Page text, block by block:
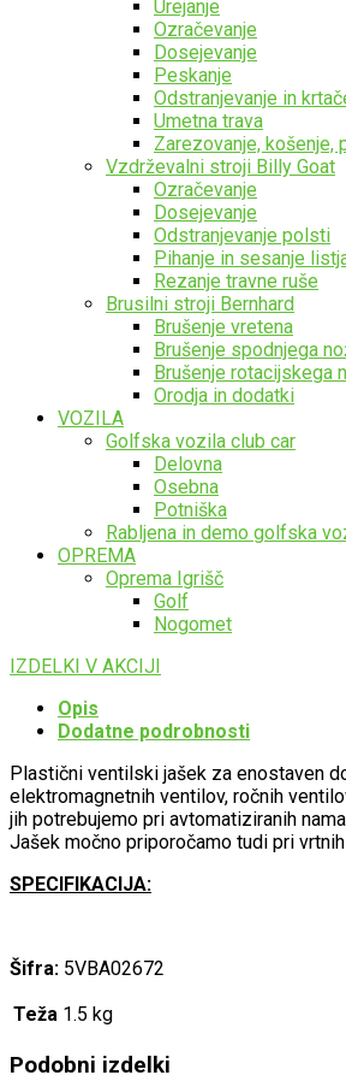
Urejanje
Ozračevanje
Dosejevanje
Peskanje
Odstranjevanje in
Umetna trava
Zarezovanje, košenje,
Vzdrževalni stroji Billy Goat
Ozračevanje
Dosejevanje
Odstranjevanje polsti
Pihanje in sesanje
Rezanje travne ruše
Brusilni stroji Bernhard
Brušenje vretena
Brušenje spodnjega
Brušenje rotacijskega
Orodja in dodatki
VOZILA
Golfska vozila club car
Delovna
Osebna
Potniška
Rabljena in demo golfska
OPREMA
Oprema Igrišč
Golf
Nogomet
IZDELKI V AKCIJI
Opis
Dodatne podrobnosti
Plastični ventilski jašek za enostaven
elektromagnetnih ventilov, ročnih
jih potrebujemo pri avtomatiziranih
Jašek močno priporočamo tudi pri
SPECIFIKACIJA:
Šifra: 5VBA02672
Teža 1.5 kg
Podobni izdelki